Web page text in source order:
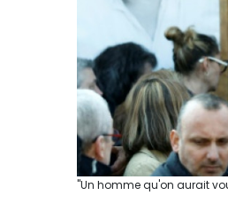
"Un homme qu'on aurait